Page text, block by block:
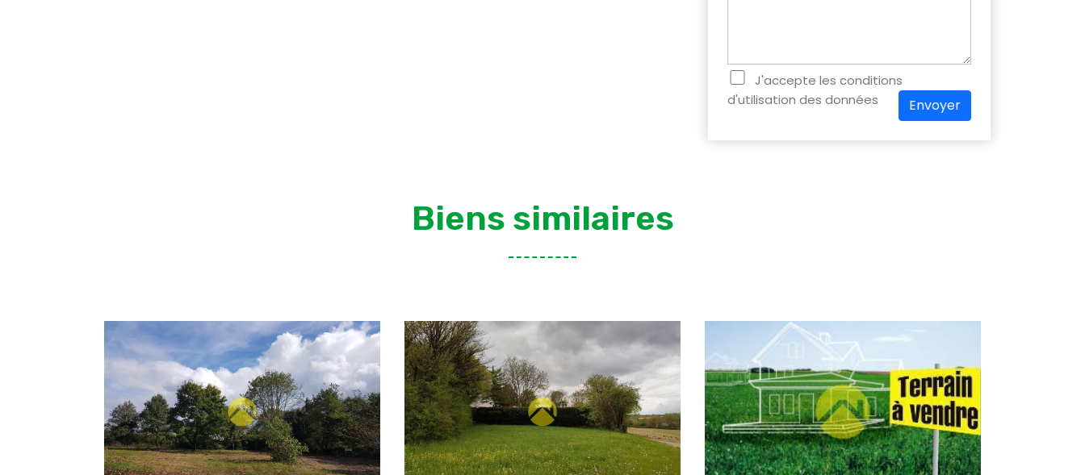
J'accepte les conditions
d'utilisation des données
Envoyer
Biens similaires